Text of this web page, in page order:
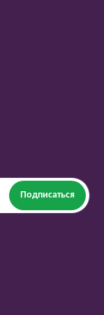
Подписаться